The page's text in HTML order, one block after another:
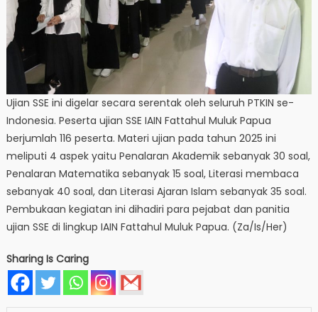
Ujian SSE ini digelar secara serentak oleh seluruh PTKIN se-
Indonesia. Peserta ujian SSE IAIN Fattahul Muluk Papua
berjumlah 116 peserta. Materi ujian pada tahun 2025 ini
meliputi 4 aspek yaitu Penalaran Akademik sebanyak 30 soal,
Penalaran Matematika sebanyak 15 soal, Literasi membaca
sebanyak 40 soal, dan Literasi Ajaran Islam sebanyak 35 soal.
Pembukaan kegiatan ini dihadiri para pejabat dan panitia
ujian SSE di lingkup IAIN Fattahul Muluk Papua. (Za/Is/Her)
Sharing Is Caring